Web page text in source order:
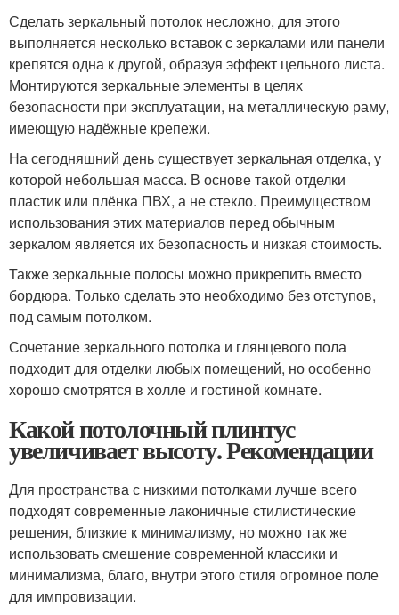
Сделать зеркальный потолок несложно, для этого
выполняется несколько вставок с зеркалами или панели
крепятся одна к другой, образуя эффект цельного листа.
Монтируются зеркальные элементы в целях
безопасности при эксплуатации, на металлическую раму,
имеющую надёжные крепежи.
На сегодняшний день существует зеркальная отделка, у
которой небольшая масса. В основе такой отделки
пластик или плёнка ПВХ, а не стекло. Преимуществом
использования этих материалов перед обычным
зеркалом является их безопасность и низкая стоимость.
Также зеркальные полосы можно прикрепить вместо
бордюра. Только сделать это необходимо без отступов,
под самым потолком.
Сочетание зеркального потолка и глянцевого пола
подходит для отделки любых помещений, но особенно
хорошо смотрятся в холле и гостиной комнате.
Какой потолочный плинтус
увеличивает высоту. Рекомендации
Для пространства с низкими потолками лучше всего
подходят современные лаконичные стилистические
решения, близкие к минимализму, но можно так же
использовать смешение современной классики и
минимализма, благо, внутри этого стиля огромное поле
для импровизации.